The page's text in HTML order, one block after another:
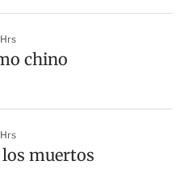
chino
muertos